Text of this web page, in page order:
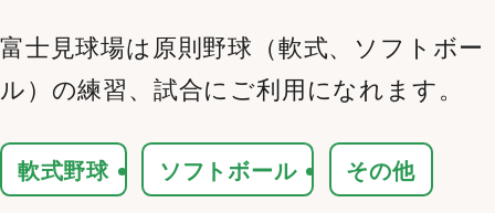
富士見球場は原則野球（軟式、ソフトボー
ル）の練習、試合にご利用になれます。
軟式野球 ソフトボール その他